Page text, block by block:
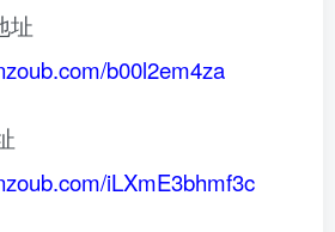
址
b00l2em4za
iLXmE3bhmf3c